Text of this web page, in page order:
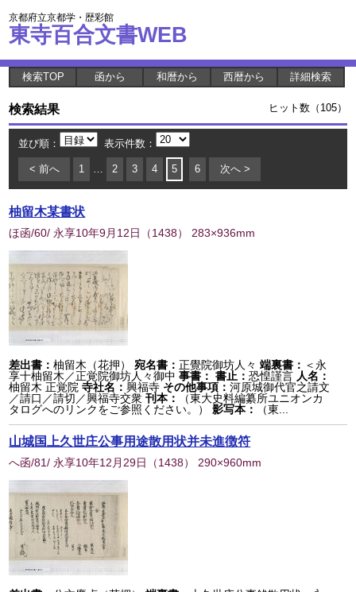
京都府立京都学・歴彩館
東寺百合文書WEB
検索TOP 函から 和暦から 西暦から 詳細検索
検索結果 ヒット数（105）
並び順： 表示件数：
< 前へ 1 … 2 3 4 5 6 次へ >
柚留木某書状
ほ函/60/ 永享10年9月12日 （1438） 283×936mm
差出書：柚留木（花押） 宛名書：正覺院御坊人々 端裏書： ＜永
享十柚留木／正覚院御坊人々御中 事書： 書止：恐惶謹言 人名：
柚留木 正覚院 寺社名：興福寺 その他事項：河原城御代官之請文
／請口／請切／興福寺交衆 刊本：
（東大史料編纂所ユニオンカ
タログへのリンクをご参照ください。）
影写本： （東...
山城国上久世庄公事用途散用状并未進徴符
へ函/81/ 永享10年12月29日 （1438） 290×960mm